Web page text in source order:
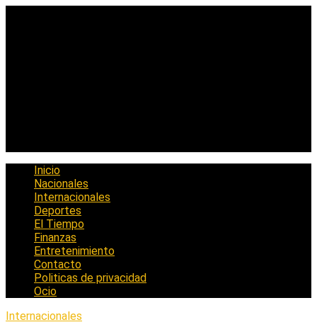
Inicio
Nacionales
Internacionales
Deportes
El Tiempo
Finanzas
Entretenimiento
Contacto
Politicas de privacidad
Ocio
Internacionales